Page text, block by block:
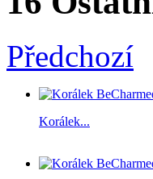
Předchozí
Korálek...